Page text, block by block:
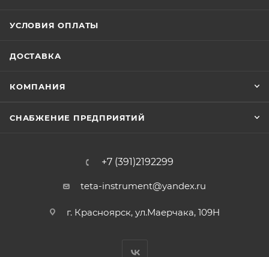
УСЛОВИЯ ОПЛАТЫ
ДОСТАВКА
КОМПАНИЯ
СНАБЖЕНИЕ ПРЕДПРИЯТИЙ
+7 (391)2192299
teta-instrument@yandex.ru
г. Красноярск, ул.Маерчака, 109Н